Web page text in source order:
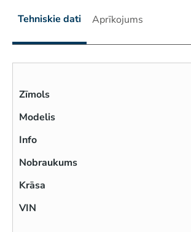
Tehniskie dati Aprīkojums
Zīmols
Modelis
Info
Nobraukums
Krāsa
VIN